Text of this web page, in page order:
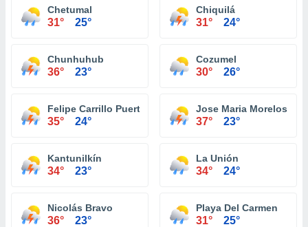
Chetumal
31° 25°
Chiquilá
31° 24°
Chunhuhub
36° 23°
Cozumel
30° 26°
Felipe Carrillo Puerto
35° 24°
Jose Maria Morelos
37° 23°
Kantunilkín
34° 23°
La Unión
34° 24°
Nicolás Bravo
36° 23°
Playa Del Carmen
31° 25°